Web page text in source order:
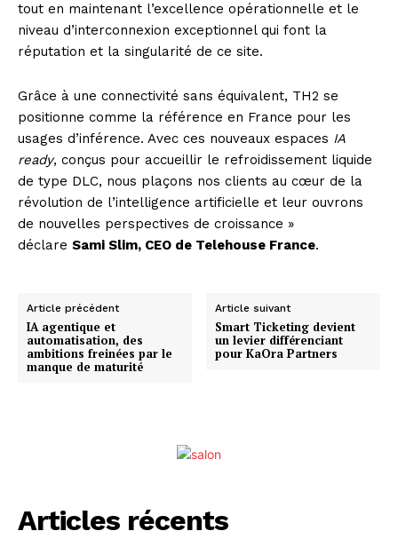
tout en maintenant l’excellence opérationnelle et le
niveau d’interconnexion exceptionnel qui font la
réputation et la singularité de ce site.
Grâce à une connectivité sans équivalent, TH2 se
positionne comme la référence en France pour les
usages d’inférence. Avec ces nouveaux espaces IA
ready, conçus pour accueillir le refroidissement liquide
de type DLC, nous plaçons nos clients au cœur de la
révolution de l’intelligence artificielle et leur ouvrons
de nouvelles perspectives de croissance »
déclare Sami Slim, CEO de Telehouse France.
Article précédent
IA agentique et
automatisation, des
ambitions freinées par le
manque de maturité
Article suivant
Smart Ticketing devient
un levier différenciant
pour KaOra Partners
Articles récents